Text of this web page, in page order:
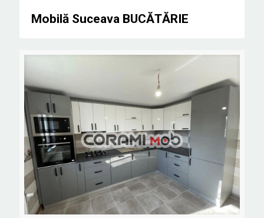
Mobilă Suceava BUCĂTĂRIE
Mobilă Suceava BUCĂTĂRIE